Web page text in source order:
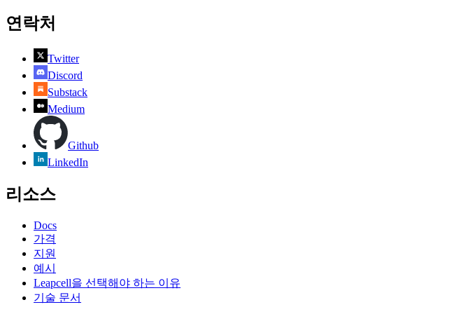
연락처
Twitter
Discord
Substack
Medium
Github
LinkedIn
리소스
Docs
가격
지원
예시
Leapcell을 선택해야 하는 이유
기술 문서